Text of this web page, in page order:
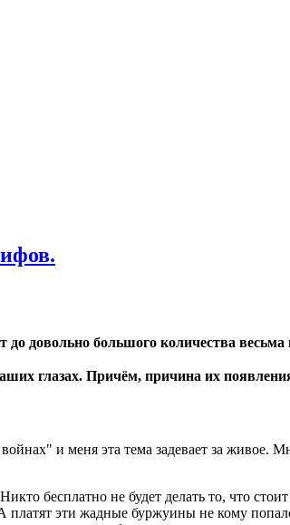
довольно большого количества
глазах. Причём, причина их
и меня эта тема задевает за живое.
бесплатно не будет делать то, что
эти жадные буржуины не кому